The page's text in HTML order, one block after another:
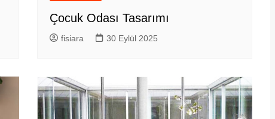
Çocuk Odası Tasarımı
fisiara 30 Eylül 2025